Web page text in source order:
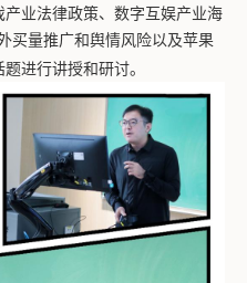
业法律政策、数字互娱产业海
买量推广和舆情风险以及苹果
进行讲授和研讨。